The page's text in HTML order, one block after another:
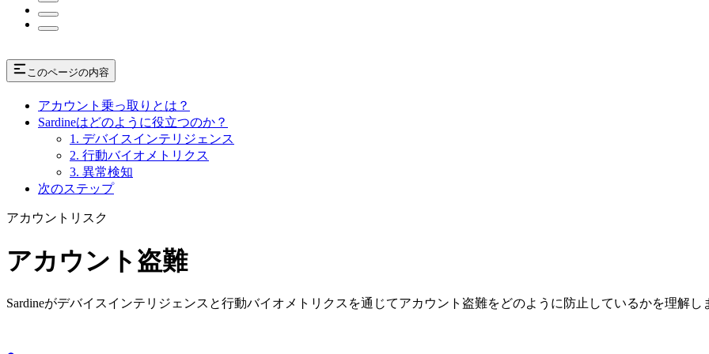
このページの内容
アカウント乗っ取りとは？
Sardineはどのように役立つのか？
1. デバイスインテリジェンス
2. 行動バイオメトリクス
3. 異常検知
次のステップ
アカウントリスク
アカウント盗難
Sardineがデバイスインテリジェンスと行動バイオメトリクスを通じてアカウント盗難をどのように防止しているかを理解し